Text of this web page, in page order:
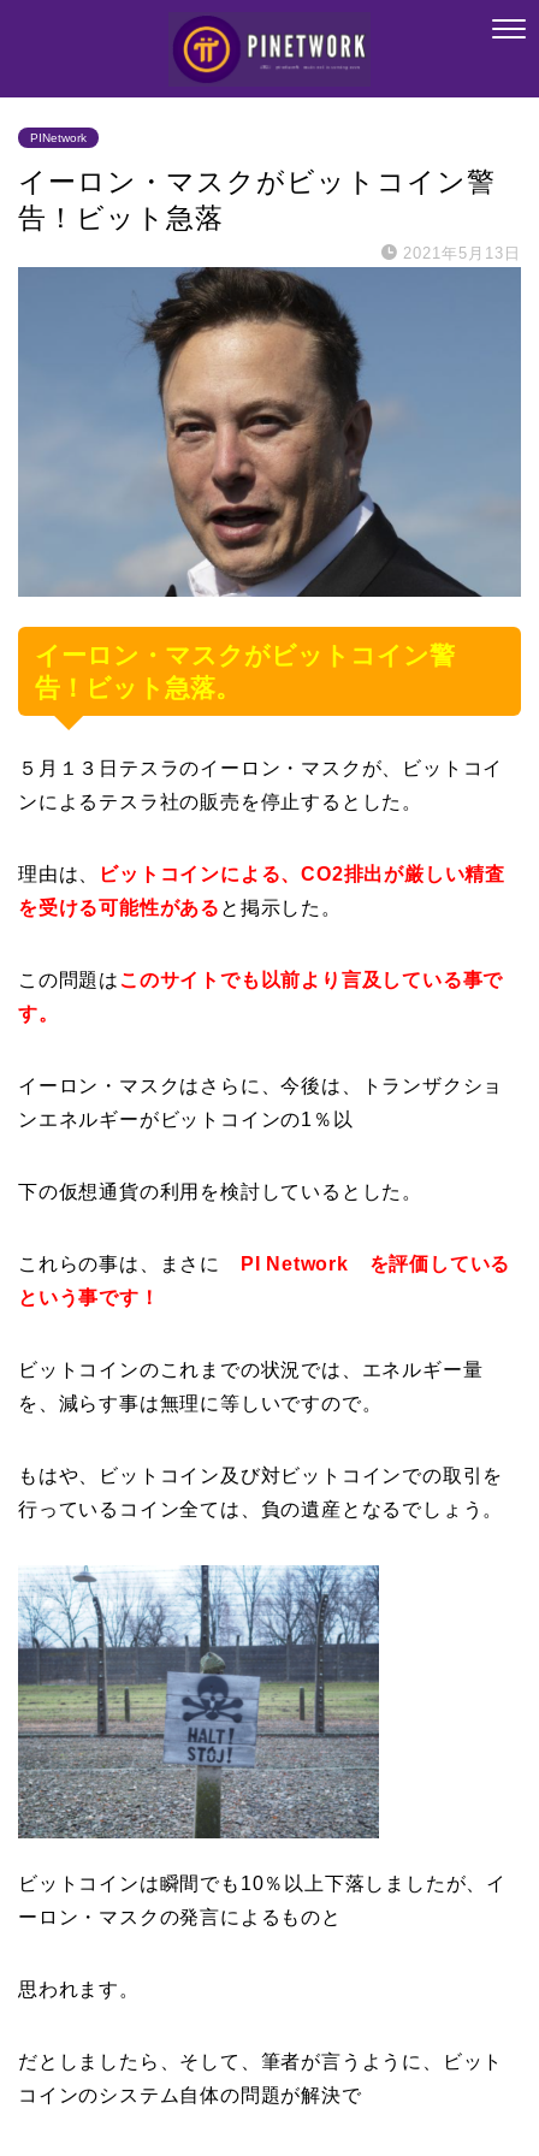
PINetwork
イーロン・マスクがビットコイン警
告！ビット急落
2021年5月13日
イーロン・マスクがビットコイン警
告！ビット急落。
５月１３日テスラのイーロン・マスクが、ビットコイ
ンによるテスラ社の販売を停止するとした。
理由は、
ビットコインによる、CO2排出が厳しい精査
を受ける可能性がある と掲示した。
この問題は このサイトでも以前より言及している事で
す。
イーロン・マスクはさらに、今後は、トランザクショ
ンエネルギーがビットコインの1％以
下の仮想通貨の利用を検討しているとした。
これらの事は、まさに
PI Network を評価している
という事です！
ビットコインのこれまでの状況では、エネルギー量
を、減らす事は無理に等しいですので。
もはや、ビットコイン及び対ビットコインでの取引を
行っているコイン全ては、負の遺産となるでしょう。
ビットコインは瞬間でも10％以上下落しましたが、イ
ーロン・マスクの発言によるものと
思われます。
だとしましたら、そして、筆者が言うように、ビット
コインのシステム自体の問題が解決で